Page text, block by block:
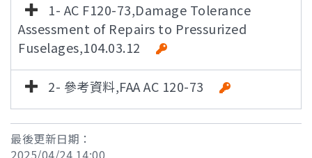
1- AC F120-73,Damage Tolerance
Assessment of Repairs to Pressurized
Fuselages,104.03.12
2- 參考資料,FAA AC 120-73
最後更新日期：
2025/04/24 14:00